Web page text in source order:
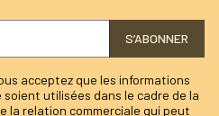
S’ABONNER
acceptez que les informations
soient utilisées dans le cadre de la
la relation commerciale qui peut